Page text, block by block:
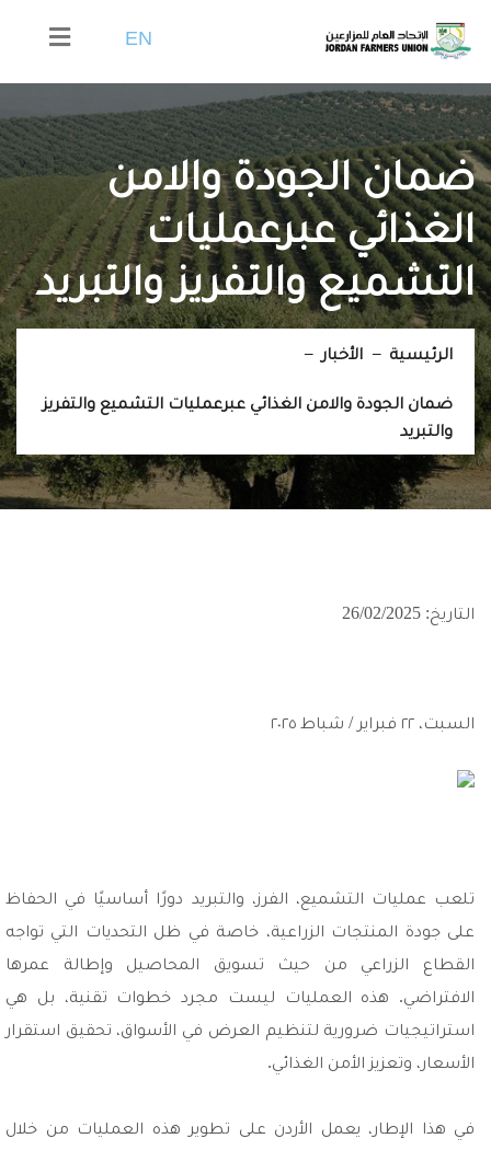
EN
ضمان الجودة والامن
الغذائي عبرعمليات
التشميع والتفريز والتبريد
الرئيسية الأخبار
ضمان الجودة والامن الغذائي عبرعمليات التشميع والتفريز
والتبريد
التاريخ: 26/02/2025
السبت، ٢٢ فبراير / شباط ٢٠٢٥
تلعب عمليات التشميع، الفرز، والتبريد دورًا أساسيًا في الحفاظ
على جودة المنتجات الزراعية، خاصة في ظل التحديات التي تواجه
القطاع الزراعي من حيث تسويق المحاصيل وإطالة عمرها
الافتراضي. هذه العمليات ليست مجرد خطوات تقنية، بل هي
استراتيجيات ضرورية لتنظيم العرض في الأسواق، تحقيق استقرار
الأسعار، وتعزيز الأمن الغذائي.
في هذا الإطار، يعمل الأردن على تطوير هذه العمليات من خلال